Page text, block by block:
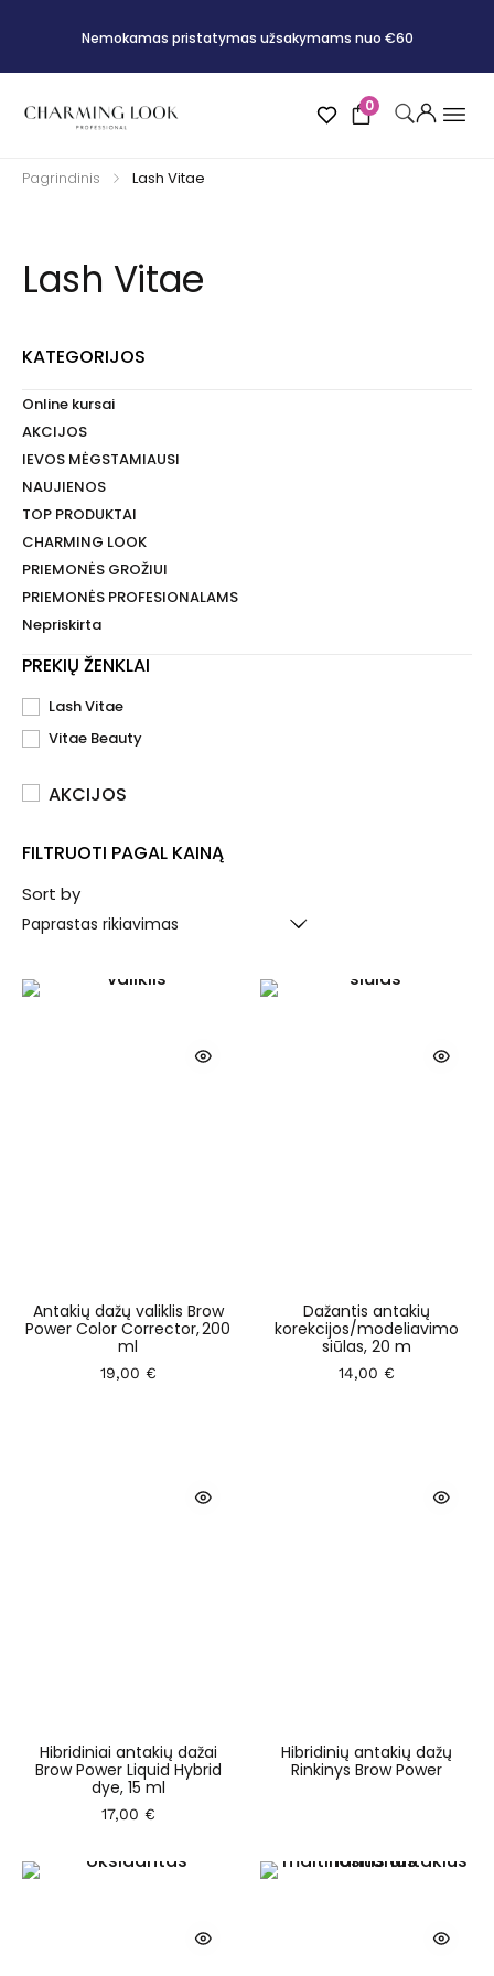
Nemokamas pristatymas užsakymams nuo €60
0
Pagrindinis Lash Vitae
Lash Vitae
KATEGORIJOS
Online kursai
AKCIJOS
IEVOS MĖGSTAMIAUSI
NAUJIENOS
TOP PRODUKTAI
CHARMING LOOK
PRIEMONĖS GROŽIUI
PRIEMONĖS PROFESIONALAMS
Nepriskirta
PREKIŲ ŽENKLAI
Lash Vitae
Vitae Beauty
AKCIJOS
FILTRUOTI PAGAL KAINĄ
Sort by
Antakių dažų valiklis Brow
Power Color Corrector, 200
ml
19,00 €
Dažantis antakių
korekcijos/modeliavimo
siūlas, 20 m
14,00 €
Hibridiniai antakių dažai
Brow Power Liquid Hybrid
dye, 15 ml
17,00 €
Hibridinių antakių dažų
Rinkinys Brow Power